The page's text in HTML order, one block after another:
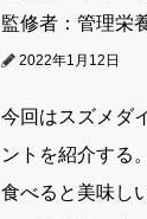
監修者：管理栄
2022年1月12日
今回はスズメダ
ントを紹介する
食べると美味し